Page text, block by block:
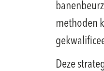
methoden
Deze